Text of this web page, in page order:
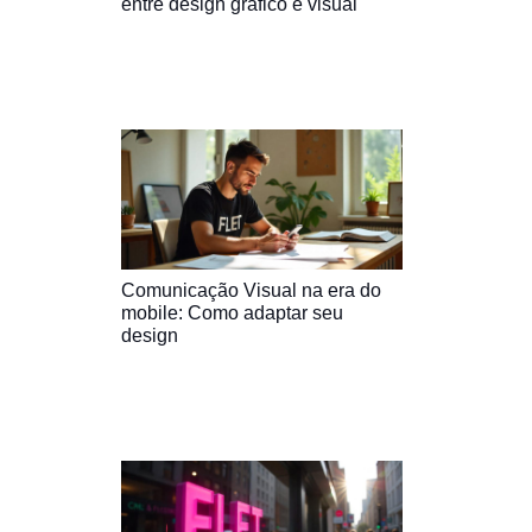
Comunicação Visual na era do
mobile: Como adaptar seu
design